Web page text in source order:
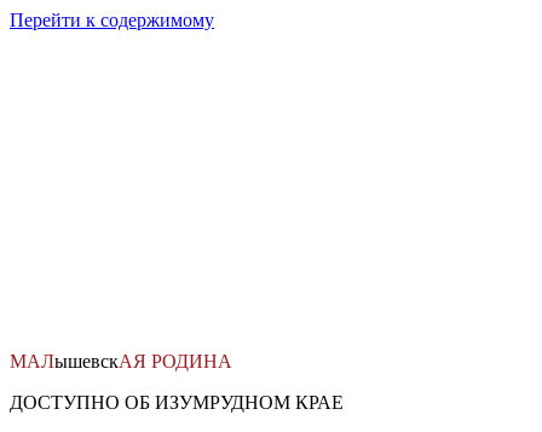
Перейти к содержимому
МАЛышевскАЯ РОДИНА
ДОСТУПНО ОБ ИЗУМРУДНОМ КРАЕ